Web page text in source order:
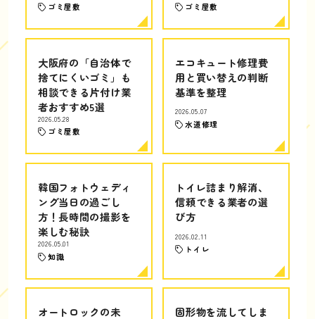
ゴミ屋敷 ゴミ屋敷
大阪府の「自治体で
捨てにくいゴミ」も
相談できる片付け業
者おすすめ5選
2026.05.28
ゴミ屋敷
エコキュート修理費
用と買い替えの判断
基準を整理
2026.05.07
水道修理
韓国フォトウェディ
ング当日の過ごし
方！長時間の撮影を
楽しむ秘訣
2026.05.01
知識
トイレ詰まり解消、
信頼できる業者の選
び方
2026.02.11
トイレ
オートロックの未 固形物を流してしま